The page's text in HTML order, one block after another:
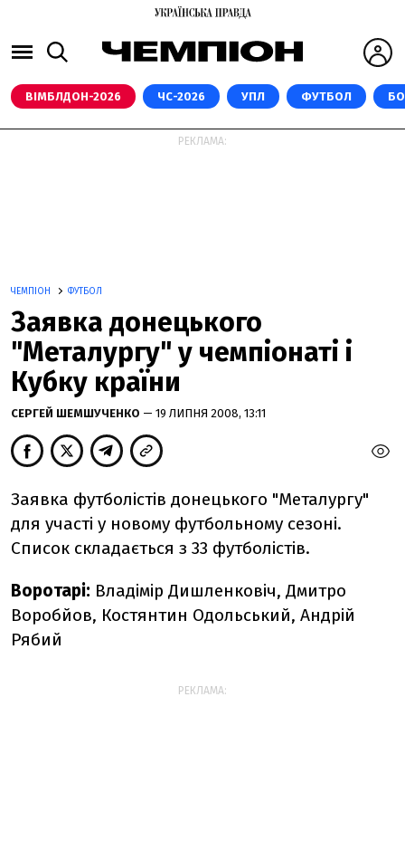
ВІМБЛДОН-2026 ЧС-2026 УПЛ ФУТБОЛ
РЕКЛАМА:
ЧЕМПІОН ФУТБОЛ
Заявка донецького
"Металургу" у чемпіонаті і
Кубку країни
СЕРГЕЙ ШЕМШУЧЕНКО — 19 ЛИПНЯ 2008, 13:11
Заявка футболістів донецького "Металургу"
для участі у новому футбольному сезоні.
Список складається з 33 футболістів.
Воротарі: Владімір Дишленковіч, Дмитро
Воробйов, Костянтин Одольський, Андрій
Рябий
РЕКЛАМА: